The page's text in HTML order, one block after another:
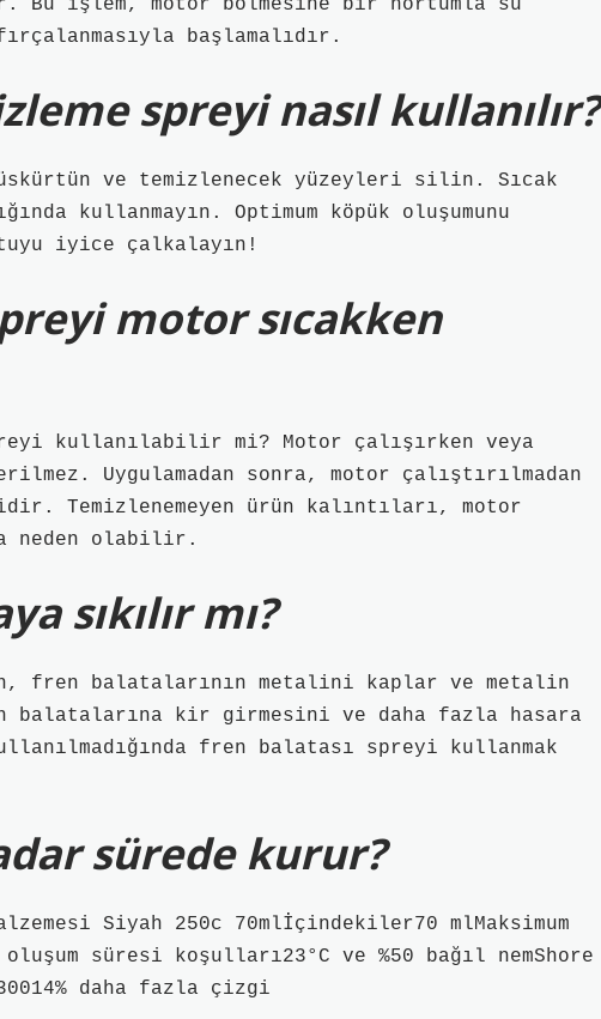
Bu işlem, motor bölmesine bir hortumla su
başlamalıdır.
spreyi nasıl kullanılır?
ve temizlenecek yüzeyleri silin. Sıcak
kullanmayın. Optimum köpük oluşumunu
iyice çalkalayın!
motor sıcakken
kullanılabilir mi? Motor çalışırken veya
Uygulamadan sonra, motor çalıştırılmadan
Temizlenemeyen ürün kalıntıları, motor
neden olabilir.
sıkılır mı?
fren balatalarının metalini kaplar ve metalin
balatalarına kir girmesini ve daha fazla hasara
fren balatası spreyi kullanmak
sürede kurur?
Siyah 250c 70mlİçindekiler70 mlMaksimum
süresi koşulları23°C ve %50 bağıl nemShore
daha fazla çizgi